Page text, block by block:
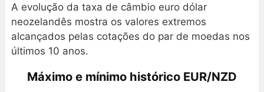
A evolução da taxa de câmbio euro dólar
neozelandês mostra os valores extremos
alcançados pelas cotações do par de moedas nos
últimos 10 anos.
Máximo e mínimo histórico EUR/NZD